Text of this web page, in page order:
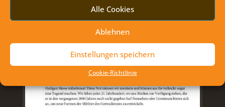
Alle Cookies
Ablehnen
Einstellungen speichern
Cookie-Richtlinie